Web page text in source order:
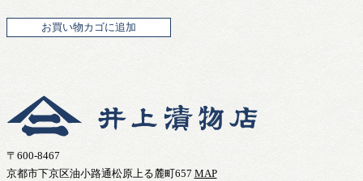
お買い物カゴに追加
〒600-8467
京都市下京区油小路通松原上る麓町657 MAP